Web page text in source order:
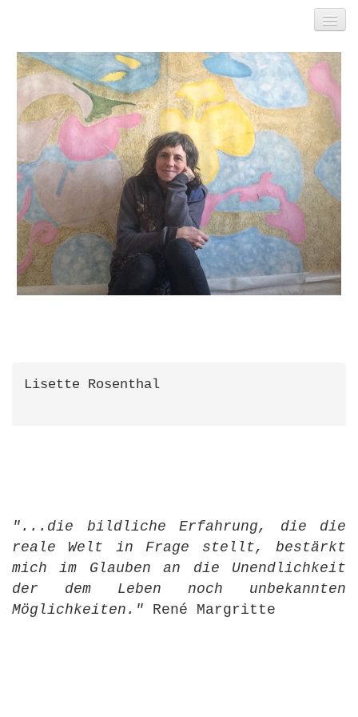
Startseite
Aktuell
Möglichkeiten
Galerien
Gedanken
Bio
Kontakt
Impressum
Links
Lisette Rosenthal
"...die bildliche Erfahrung, die die
reale Welt in Frage stellt, bestärkt
mich im Glauben an die Unendlichkeit
der dem Leben noch unbekannten
Möglichkeiten." René Margritte